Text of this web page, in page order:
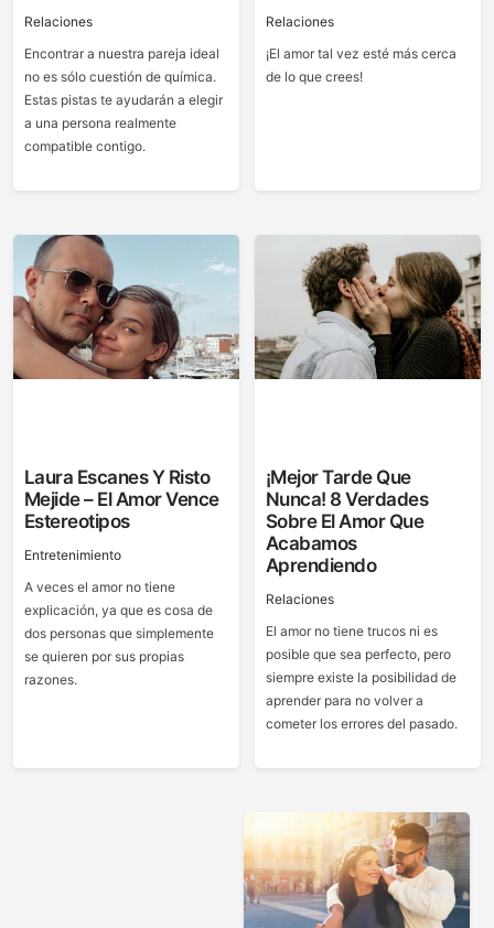
Relaciones
Encontrar a nuestra pareja ideal
no es sólo cuestión de química.
Estas pistas te ayudarán a elegir
a una persona realmente
compatible contigo.
Relaciones
¡El amor tal vez esté más cerca
de lo que crees!
Laura Escanes Y Risto
Mejide – El Amor Vence
Estereotipos
Entretenimiento
A veces el amor no tiene
explicación, ya que es cosa de
dos personas que simplemente
se quieren por sus propias
razones.
¡Mejor Tarde Que
Nunca! 8 Verdades
Sobre El Amor Que
Acabamos
Aprendiendo
Relaciones
El amor no tiene trucos ni es
posible que sea perfecto, pero
siempre existe la posibilidad de
aprender para no volver a
cometer los errores del pasado.